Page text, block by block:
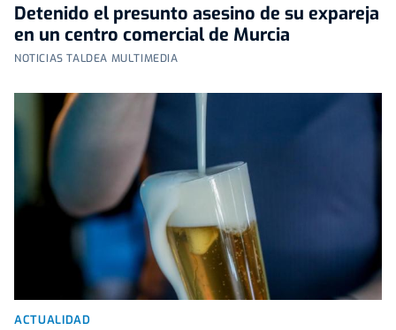
Detenido el presunto asesino de su expareja
en un centro comercial de Murcia
NOTICIAS TALDEA MULTIMEDIA
ACTUALIDAD